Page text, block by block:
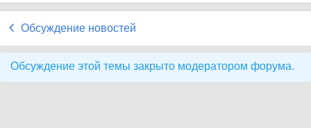
Обсуждение новостей
Обсуждение этой темы закрыто модератором форума.